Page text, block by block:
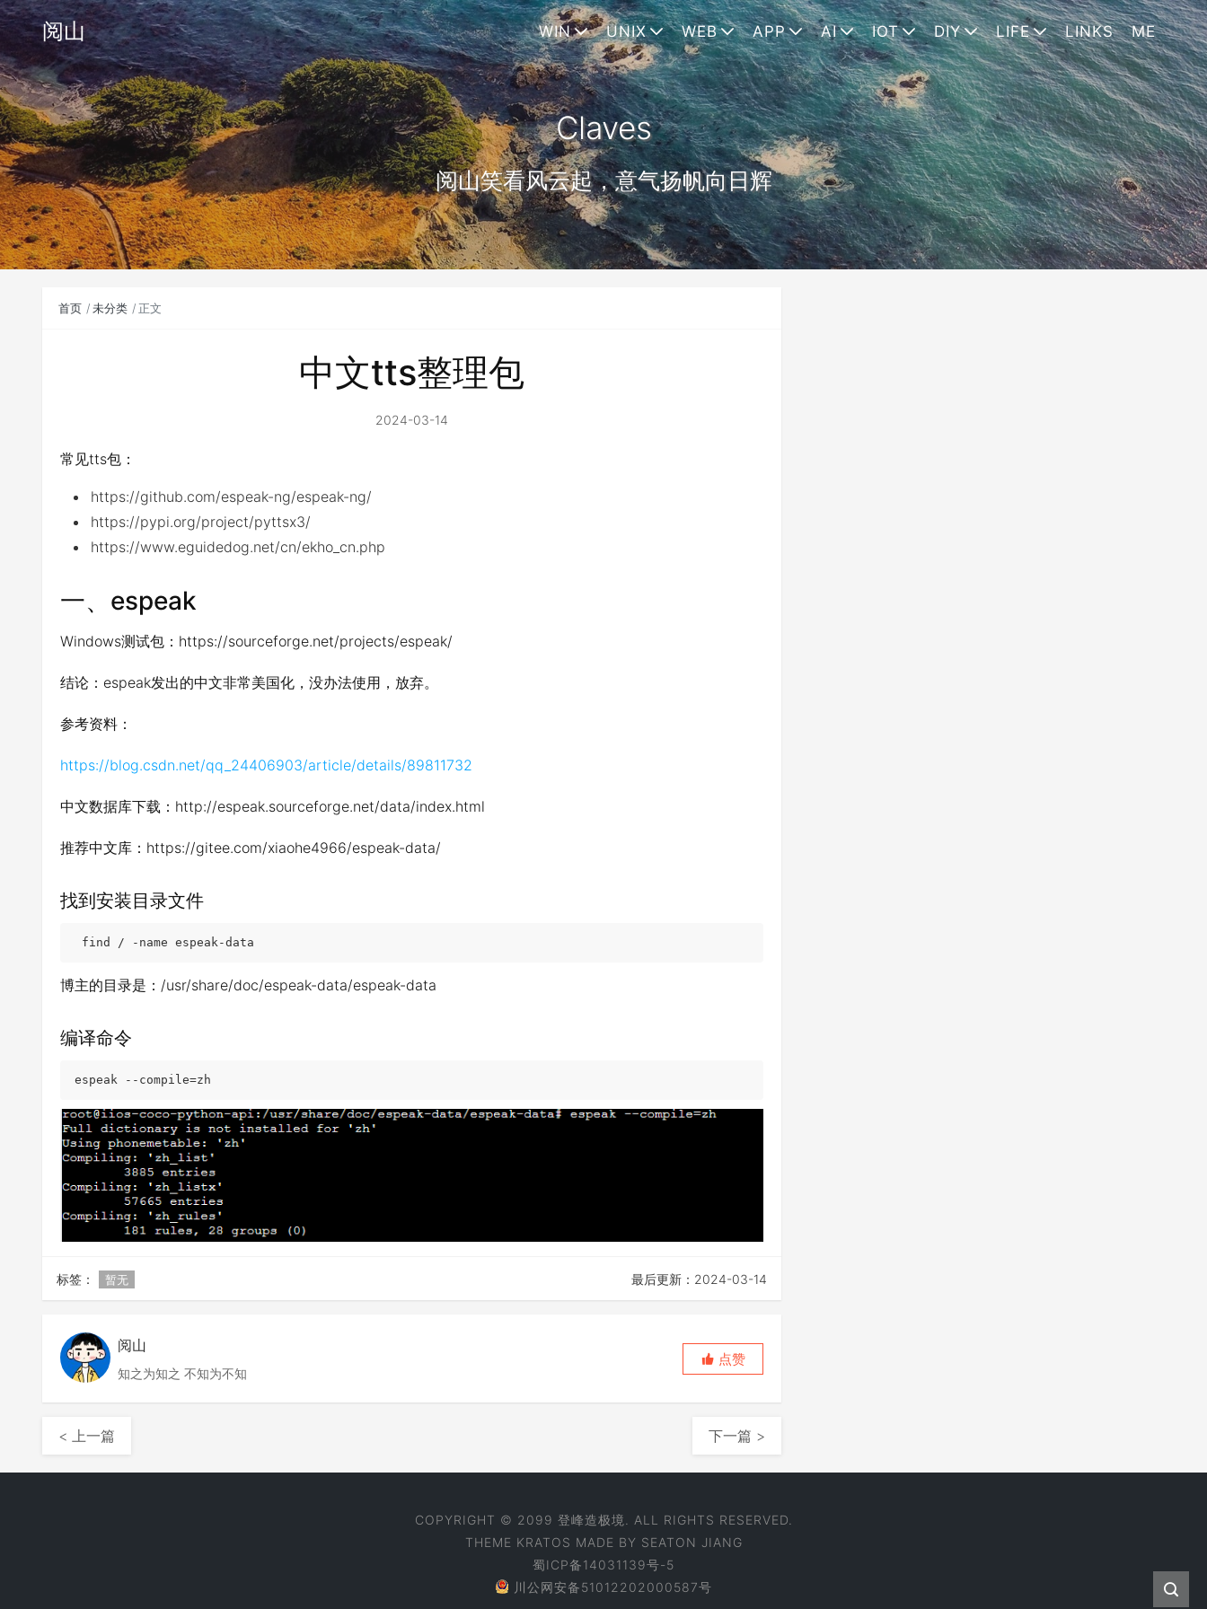
阅山 WIN UNIX WEB APP AI IOT DIY LIFE LINKS ME
Claves
阅山笑看风云起，意气扬帆向日辉
首页 未分类 正文
中文tts整理包
2024-03-14
常见tts包：
https://github.com/espeak-ng/espeak-ng/
https://pypi.org/project/pyttsx3/
https://www.eguidedog.net/cn/ekho_cn.php
一、espeak
Windows测试包：https://sourceforge.net/projects/espeak/
结论：espeak发出的中文非常美国化，没办法使用，放弃。
参考资料：
https://blog.csdn.net/qq_24406903/article/details/89811732
中文数据库下载：http://espeak.sourceforge.net/data/index.html
推荐中文库：https://gitee.com/xiaohe4966/espeak-data/
找到安装目录文件
find / -name espeak-data
博主的目录是：/usr/share/doc/espeak-data/espeak-data
编译命令
espeak --compile=zh
标签： 暂无 最后更新：2024-03-14
阅山
知之为知之 不知为不知
点赞
< 上一篇 下一篇 >
COPYRIGHT © 2099 登峰造极境. ALL RIGHTS RESERVED.
THEME KRATOS MADE BY SEATON JIANG
蜀ICP备14031139号-5
川公网安备51012202000587号